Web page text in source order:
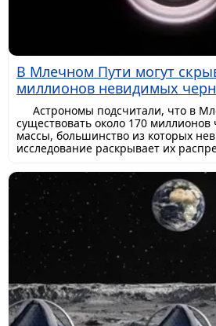
В Млечном Пути могут
миллионов невидимых
Астрономы подсчитали, что в
существовать около 170
массы, большинство из которых
исследование раскрывает их